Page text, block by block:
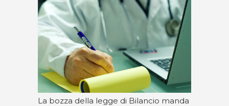
La bozza della legge di Bilancio manda